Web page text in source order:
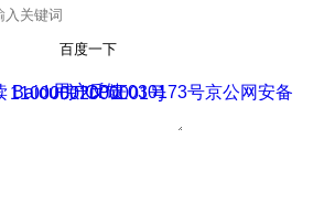
百度一下
用户反馈
Baidu 京ICP证030173号
京公网安备11000002000001号